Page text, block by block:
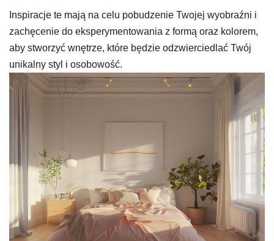
Inspiracje te mają na celu pobudzenie Twojej wyobraźni i
zachęcenie do eksperymentowania z formą oraz kolorem,
aby stworzyć wnętrze, które będzie odzwierciedlać Twój
unikalny styl i osobowość.